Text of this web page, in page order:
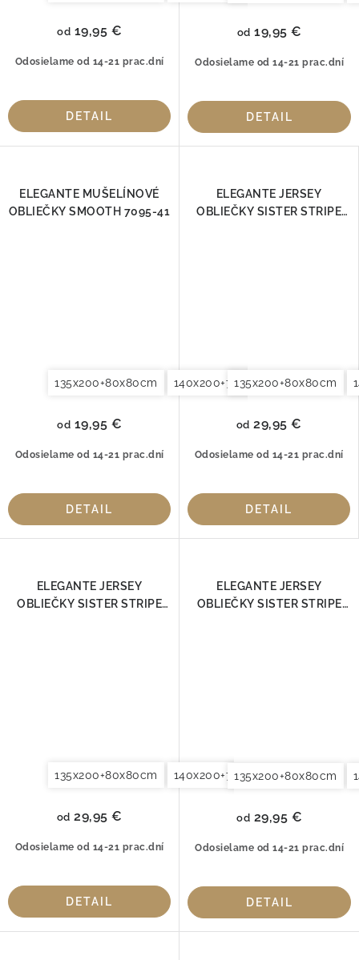
Odosielame od 14-21 prac.dní
od 19,95 €
DETAIL
Odosielame od 14-21 prac.dní
od 19,95 €
DETAIL
ELEGANTE MUŠELÍNOVÉ
OBLIEČKY SMOOTH 7095-41
135x200+80x80cm 140x200+70x90cm
Odosielame od 14-21 prac.dní
od 19,95 €
DETAIL
ELEGANTE JERSEY
OBLIEČKY SISTER STRIPE
135x200+80x80cm
Odosielame od 14-21 prac.dní
od 29,95 €
DETAIL
ELEGANTE JERSEY
OBLIEČKY SISTER STRIPE
135x200+80x80cm 140x200+70x90cm
Odosielame od 14-21 prac.dní
od 29,95 €
DETAIL
ELEGANTE JERSEY
OBLIEČKY SISTER STRIPE
135x200+80x80cm
Odosielame od 14-21 prac.dní
od 29,95 €
DETAIL